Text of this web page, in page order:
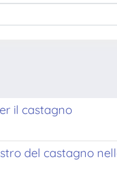
il castagno
del castagno